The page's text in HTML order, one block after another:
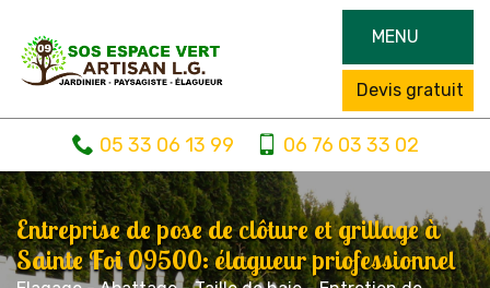
MENU
Devis gratuit
05 33 06 13 99 06 76 03 33 02
Entreprise de pose de clôture et grillage à
Sainte Foi 09500: élagueur priofessionnel